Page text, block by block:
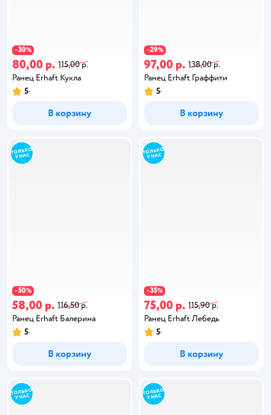
−30%
80,00 р. 115,00 р.
Ранец Erhaft Кукла
5
В корзину
−29%
97,00 р. 138,00 р.
Ранец Erhaft Граффити
5
В корзину
−50%
58,00 р. 116,50 р.
Ранец Erhaft Балерина
5
В корзину
−35%
75,00 р. 115,90 р.
Ранец Erhaft Лебедь
5
В корзину